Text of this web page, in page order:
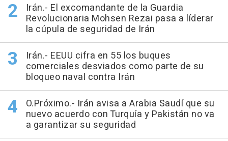
Irán.- El excomandante de la Guardia
Revolucionaria Mohsen Rezai pasa a líderar
la cúpula de seguridad de Irán
Irán.- EEUU cifra en 55 los buques
comerciales desviados como parte de su
bloqueo naval contra Irán
O.Próximo.- Irán avisa a Arabia Saudí que su
nuevo acuerdo con Turquía y Pakistán no va
a garantizar su seguridad